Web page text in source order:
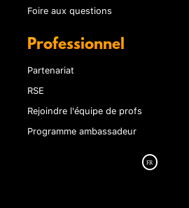
Foire aux questions
Professionnel
Partenariat
RSE
Rejoindre l'équipe de profs
Programme ambassadeur